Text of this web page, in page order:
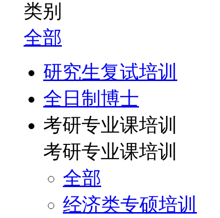
类别
全部
研究生复试培训
全日制博士
考研专业课培训
考研专业课培训
全部
经济类专硕培训